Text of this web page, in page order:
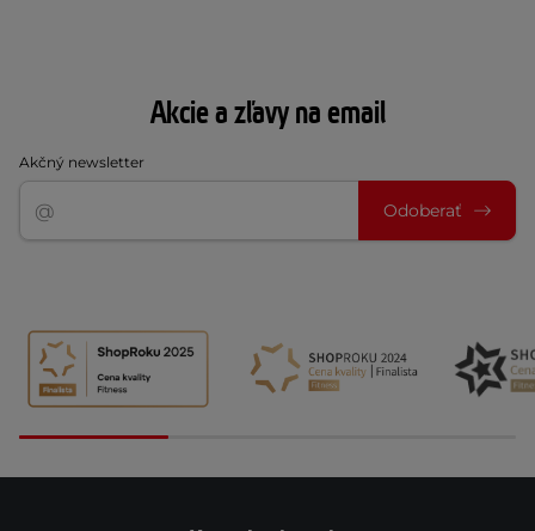
Akcie a zľavy na email
Akčný newsletter
Odoberať